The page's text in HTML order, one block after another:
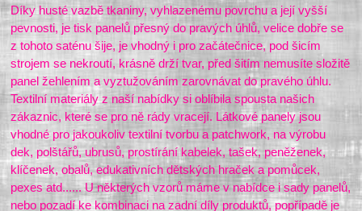
Díky husté vazbě tkaniny, vyhlazenému povrchu a její vyšší
pevnosti, je tisk panelů přesný do pravých úhlů, velice dobře se
z tohoto saténu šije, je vhodný i pro začátečnice, pod šicím
strojem se nekroutí, krásně drží tvar, před šitím nemusíte složitě
panel žehlením a vyztužováním zarovnávat do pravého úhlu.
Textilní materiály z naší nabídky si oblíbila spousta našich
zákaznic, které se pro ně rády vracejí. Látkové panely jsou
vhodné pro jakoukoliv textilní tvorbu a patchwork, na výrobu
dek, polštářů, ubrusů, prostírání kabelek, tašek, peněženek,
klíčenek, obalů, edukativních dětských hraček a pomůcek,
pexes atd...... U některých vzorů máme v nabídce i sady panelů,
nebo pozadí ke kombinaci na zadní díly produktů, popřípadě je